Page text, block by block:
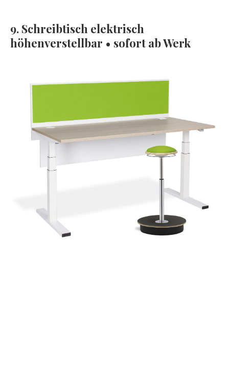
9. Schreibtisch elektrisch
höhenverstellbar • sofort ab Werk